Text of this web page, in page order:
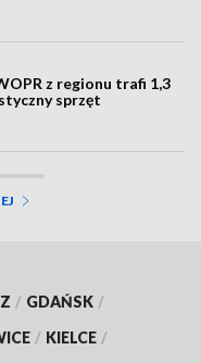
z regionu trafi 1,3
sprzęt
/ GDAŃSK /
/ KIELCE /